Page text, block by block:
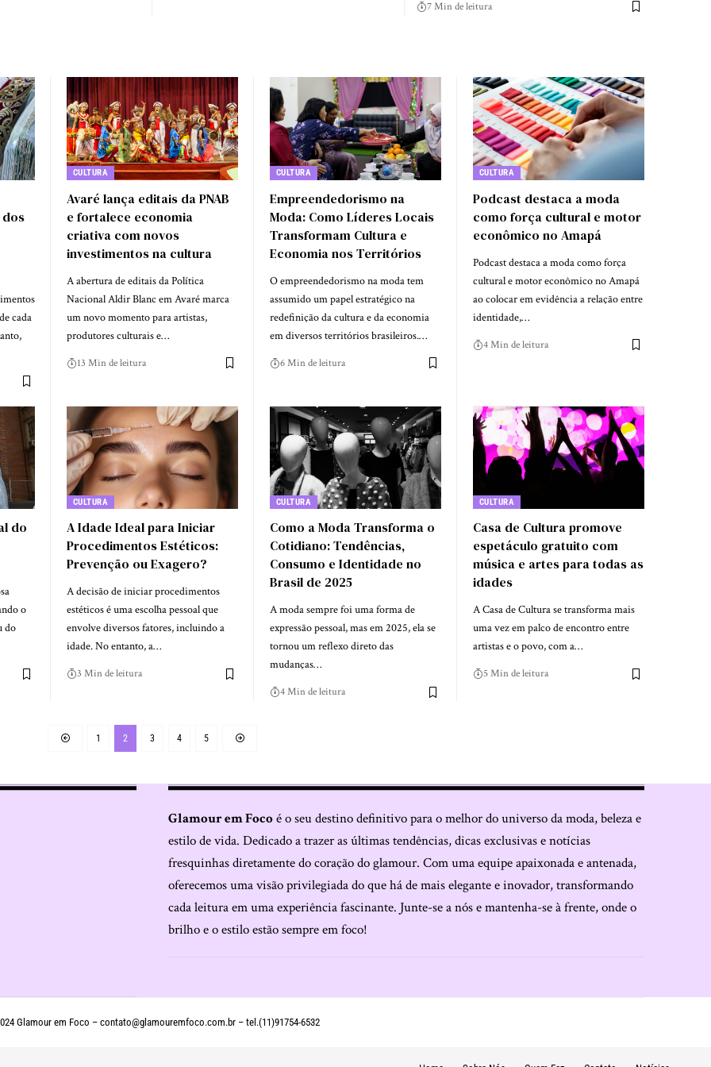
7 Min de leitura
dos
cada
CULTURA
Avaré lança editais da PNAB
e fortalece economia
criativa com novos
investimentos na cultura
A abertura de editais da Política
Nacional Aldir Blanc em Avaré marca
um novo momento para artistas,
produtores culturais e…
13 Min de leitura
CULTURA
Empreendedorismo na
Moda: Como Líderes Locais
Transformam Cultura e
Economia nos Territórios
O empreendedorismo na moda tem
assumido um papel estratégico na
redefinição da cultura e da economia
em diversos territórios brasileiros.…
6 Min de leitura
CULTURA
Podcast destaca a moda
como força cultural e motor
econômico no Amapá
Podcast destaca a moda como força
cultural e motor econômico no Amapá
ao colocar em evidência a relação entre
identidade,…
4 Min de leitura
do
o
do
CULTURA
A Idade Ideal para Iniciar
Procedimentos Estéticos:
Prevenção ou Exagero?
A decisão de iniciar procedimentos
estéticos é uma escolha pessoal que
envolve diversos fatores, incluindo a
idade. No entanto, a…
3 Min de leitura
CULTURA
Como a Moda Transforma o
Cotidiano: Tendências,
Consumo e Identidade no
Brasil de 2025
A moda sempre foi uma forma de
expressão pessoal, mas em 2025, ela se
tornou um reflexo direto das
mudanças…
4 Min de leitura
CULTURA
Casa de Cultura promove
espetáculo gratuito com
música e artes para todas as
idades
A Casa de Cultura se transforma mais
uma vez em palco de encontro entre
artistas e o povo, com a…
5 Min de leitura
1 2 3 4 5
Glamour em Focoé o seu destino definitivo para o melhor do universo da moda, beleza e
estilo de vida. Dedicado a trazer as últimas tendências, dicas exclusivas e notícias
fresquinhas diretamente do coração do glamour. Com uma equipe apaixonada e antenada,
oferecemos uma visão privilegiada do que há de mais elegante e inovador, transformando
cada leitura em uma experiência fascinante. Junte-se a nós e mantenha-se à frente, onde o
brilho e o estilo estão sempre em foco!
Glamour em Foco – contato@glamouremfoco.com.br – tel.(11)91754-6532